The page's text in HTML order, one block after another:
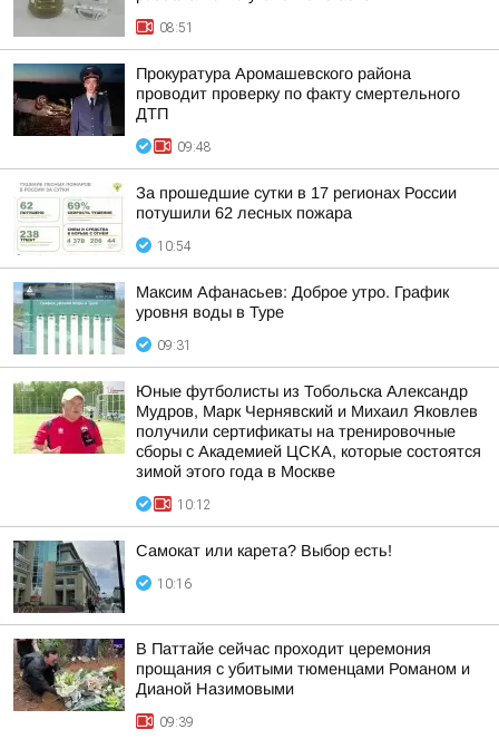
08:51
Прокуратура Аромашевского района
проводит проверку по факту смертельного
ДТП
09:48
За прошедшие сутки в 17 регионах России
потушили 62 лесных пожара
10:54
Максим Афанасьев: Доброе утро. График
уровня воды в Туре
09:31
Юные футболисты из Тобольска Александр
Мудров, Марк Чернявский и Михаил Яковлев
получили сертификаты на тренировочные
сборы с Академией ЦСКА, которые состоятся
зимой этого года в Москве
10:12
Самокат или карета? Выбор есть!
10:16
В Паттайе сейчас проходит церемония
прощания с убитыми тюменцами Романом и
Дианой Назимовыми
09:39